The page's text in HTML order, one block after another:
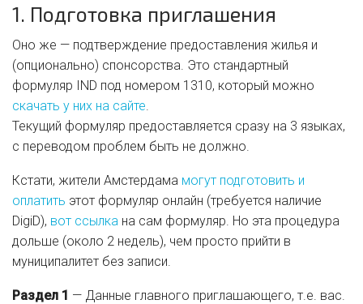
1. Подготовка приглашения
Оно же — подтверждение предоставления жилья и
(опционально) спонсорства. Это стандартный
формуляр IND под номером 1310, который можно
скачать у них на сайте
Текущий формуляр предоставляется сразу на 3 языках,
с переводом проблем быть не должно.
Кстати, жители Амстердама могут подготовить и
оплатить этот формуляр онлайн (требуется наличие
DigiD), вот ссылка на сам формуляр. Но эта процедура
дольше (около 2 недель), чем просто прийти в
муниципалитет без записи.
Раздел 1 — Данные главного приглашающего, т.е. вас.